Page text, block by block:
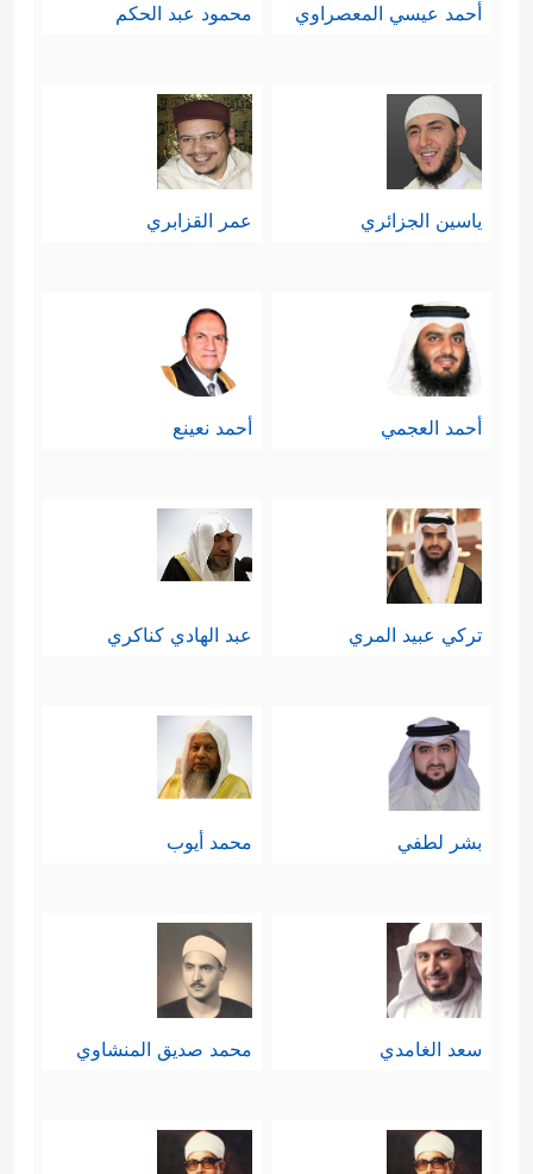
أحمد عيسي المعصراوي محمود عبد الحكم
ياسين الجزائري عمر القزابري
أحمد العجمي أحمد نعينع
تركي عبيد المري عبد الهادي كناكري
بشر لطفي محمد أيوب
سعد الغامدي محمد صديق المنشاوي